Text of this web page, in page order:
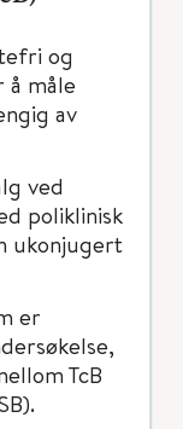
og
å måle
av
ved
poliklinisk
ukonjugert
er
TcB